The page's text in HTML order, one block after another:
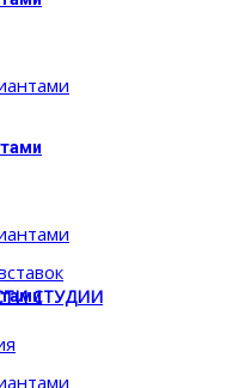
СТУДИИ